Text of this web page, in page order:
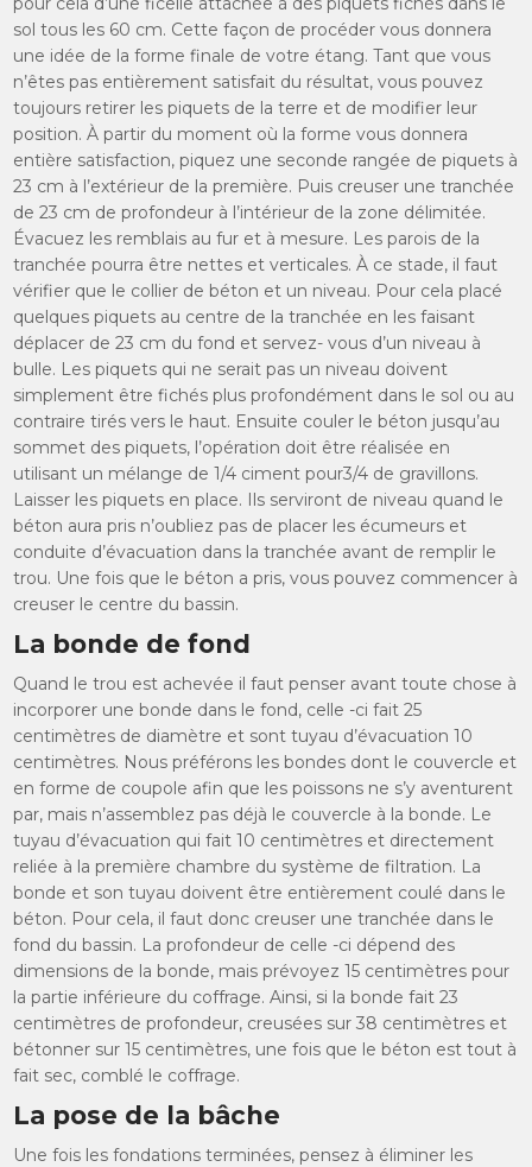
sol tous les 60 cm. Cette façon de procéder vous donnera
une idée de la forme finale de votre étang. Tant que vous
n’êtes pas entièrement satisfait du résultat, vous pouvez
toujours retirer les piquets de la terre et de modifier leur
position. À partir du moment où la forme vous donnera
entière satisfaction, piquez une seconde rangée de piquets à
23 cm à l’extérieur de la première. Puis creuser une tranchée
de 23 cm de profondeur à l’intérieur de la zone délimitée.
Évacuez les remblais au fur et à mesure. Les parois de la
tranchée pourra être nettes et verticales. À ce stade, il faut
vérifier que le collier de béton et un niveau. Pour cela placé
quelques piquets au centre de la tranchée en les faisant
déplacer de 23 cm du fond et servez- vous d’un niveau à
bulle. Les piquets qui ne serait pas un niveau doivent
simplement être fichés plus profondément dans le sol ou au
contraire tirés vers le haut. Ensuite couler le béton jusqu’au
sommet des piquets, l’opération doit être réalisée en
utilisant un mélange de 1/4 ciment pour3/4 de gravillons.
Laisser les piquets en place. Ils serviront de niveau quand le
béton aura pris n’oubliez pas de placer les écumeurs et
conduite d’évacuation dans la tranchée avant de remplir le
trou. Une fois que le béton a pris, vous pouvez commencer à
creuser le centre du bassin.
La bonde de fond
Quand le trou est achevée il faut penser avant toute chose à
incorporer une bonde dans le fond, celle -ci fait 25
centimètres de diamètre et sont tuyau d’évacuation 10
centimètres. Nous préférons les bondes dont le couvercle et
en forme de coupole afin que les poissons ne s’y aventurent
par, mais n’assemblez pas déjà le couvercle à la bonde. Le
tuyau d’évacuation qui fait 10 centimètres et directement
reliée à la première chambre du système de filtration. La
bonde et son tuyau doivent être entièrement coulé dans le
béton. Pour cela, il faut donc creuser une tranchée dans le
fond du bassin. La profondeur de celle -ci dépend des
dimensions de la bonde, mais prévoyez 15 centimètres pour
la partie inférieure du coffrage. Ainsi, si la bonde fait 23
centimètres de profondeur, creusées sur 38 centimètres et
bétonner sur 15 centimètres, une fois que le béton est tout à
fait sec, comblé le coffrage.
La pose de la bâche
Une fois les fondations terminées, pensez à éliminer les